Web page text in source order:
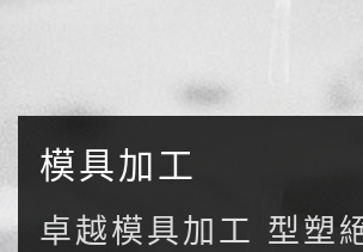
模具加工
卓越模具加工 型塑